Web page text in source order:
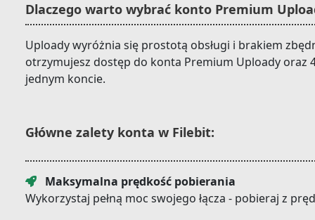
Dlaczego warto wybrać konto Premium
Uploady wyróżnia się prostotą obsługi i brakiem
otrzymujesz dostęp do konta Premium Uploady oraz
jednym koncie.
Główne zalety konta w Filebit:
Maksymalna prędkość pobierania
Wykorzystaj pełną moc swojego łącza - pobieraj z